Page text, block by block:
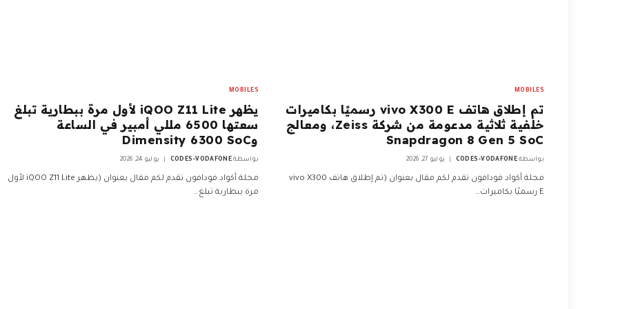
MOBILES
تم إطلاق هاتف vivo X300 E رسميًا بكاميرات
خلفية ثلاثية مدعومة من شركة Zeiss، ومعالج
Snapdragon 8 Gen 5 SoC
بواسطة CODES-VODAFONE يوليو 27, 2026
مجلة أكواد فودافون تقدم لكم مقال بعنوان (تم إطلاق هاتف vivo X300
E رسميًا بكاميرات…
MOBILES
يظهر iQOO Z11 Lite لأول مرة ببطارية تبلغ
سعتها 6500 مللي أمبير في الساعة
وDimensity 6300 SoC
بواسطة CODES-VODAFONE يوليو 24, 2026
مجلة أكواد فودافون تقدم لكم مقال بعنوان (يظهر iQOO Z11 Lite لأول
مرة ببطارية تبلغ…